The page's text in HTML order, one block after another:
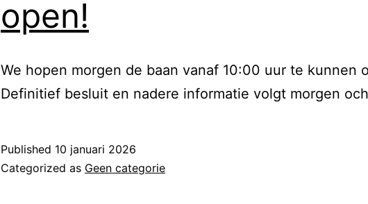
open!
We hopen morgen de baan vanaf 10:00 uur te kunnen
Definitief besluit en nadere informatie volgt morgen
Published 10 januari 2026
Categorized as Geen categorie